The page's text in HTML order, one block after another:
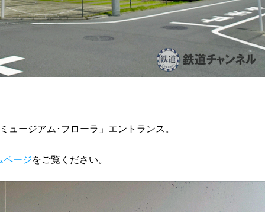
ュージアム･フローラ」エントランス。
ページをご覧ください。